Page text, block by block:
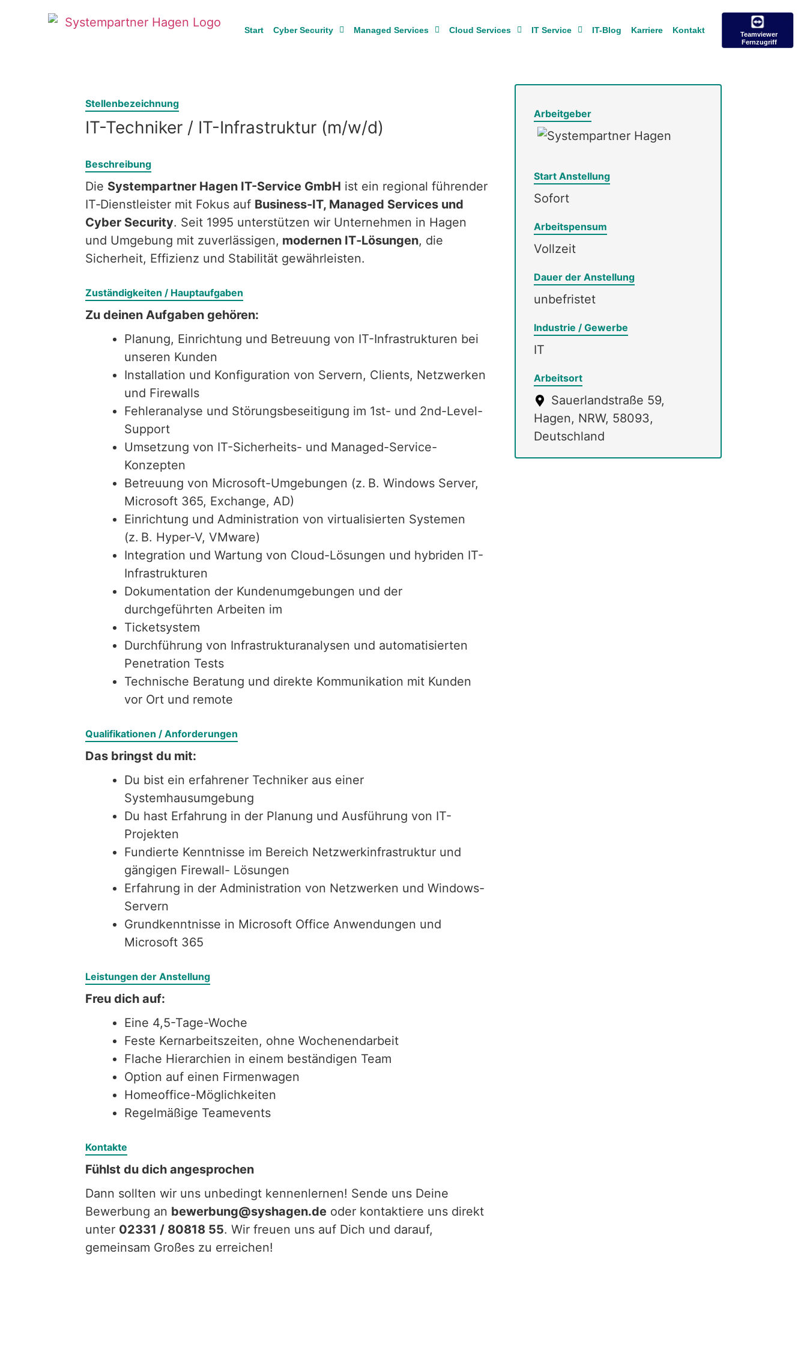
Start Cyber Security Managed Services Cloud Services IT Service IT-Blog Karriere Kontakt
Teamviewer
Fernzugriff
Stellenbezeichnung
IT-Techniker / IT-Infrastruktur (m/w/d)
Beschreibung
Die Systempartner Hagen IT-Service GmbH ist ein regional führender
IT‑Dienstleister mit Fokus auf Business‑IT, Managed Services und
Cyber Security. Seit 1995 unterstützen wir Unternehmen in Hagen
und Umgebung mit zuverlässigen, modernen IT‑Lösungen, die
Sicherheit, Effizienz und Stabilität gewährleisten.
Zuständigkeiten / Hauptaufgaben
Zu deinen Aufgaben gehören:
Planung, Einrichtung und Betreuung von IT-Infrastrukturen bei
unseren Kunden
Installation und Konfiguration von Servern, Clients, Netzwerken
und Firewalls
Fehleranalyse und Störungsbeseitigung im 1st- und 2nd-Level-
Support
Umsetzung von IT-Sicherheits- und Managed-Service-
Konzepten
Betreuung von Microsoft-Umgebungen (z. B. Windows Server,
Microsoft 365, Exchange, AD)
Einrichtung und Administration von virtualisierten Systemen
(z. B. Hyper-V, VMware)
Integration und Wartung von Cloud-Lösungen und hybriden IT-
Infrastrukturen
Dokumentation der Kundenumgebungen und der
durchgeführten Arbeiten im
Ticketsystem
Durchführung von Infrastrukturanalysen und automatisierten
Penetration Tests
Technische Beratung und direkte Kommunikation mit Kunden
vor Ort und remote
Qualifikationen / Anforderungen
Das bringst du mit:
Du bist ein erfahrener Techniker aus einer
Systemhausumgebung
Du hast Erfahrung in der Planung und Ausführung von IT-
Projekten
Fundierte Kenntnisse im Bereich Netzwerkinfrastruktur und
gängigen Firewall- Lösungen
Erfahrung in der Administration von Netzwerken und Windows-
Servern
Grundkenntnisse in Microsoft Office Anwendungen und
Microsoft 365
Leistungen der Anstellung
Freu dich auf:
Eine 4,5-Tage-Woche
Feste Kernarbeitszeiten, ohne Wochenendarbeit
Flache Hierarchien in einem beständigen Team
Option auf einen Firmenwagen
Homeoffice-Möglichkeiten
Regelmäßige Teamevents
Kontakte
Fühlst du dich angesprochen
Dann sollten wir uns unbedingt kennenlernen! Sende uns Deine
Bewerbung an bewerbung@syshagen.de oder kontaktiere uns direkt
unter 02331 / 80818 55. Wir freuen uns auf Dich und darauf,
gemeinsam Großes zu erreichen!
Arbeitgeber
Start Anstellung
Sofort
Arbeitspensum
Vollzeit
Dauer der Anstellung
unbefristet
Industrie / Gewerbe
IT
Arbeitsort
Sauerlandstraße 59,
Hagen, NRW, 58093,
Deutschland